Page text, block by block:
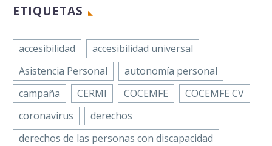
ETIQUETAS
accesibilidad
accesibilidad universal
Asistencia Personal
autonomía personal
campaña
CERMI COCEMFE
COCEMFE CV
coronavirus
derechos
derechos de las personas con discapacidad